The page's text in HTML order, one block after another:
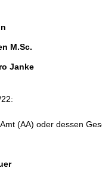
M.Sc.
Janke
(AA) oder dessen